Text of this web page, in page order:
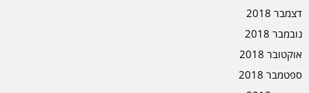
דצמבר 2018
נובמבר 2018
אוקטובר 2018
ספטמבר 2018